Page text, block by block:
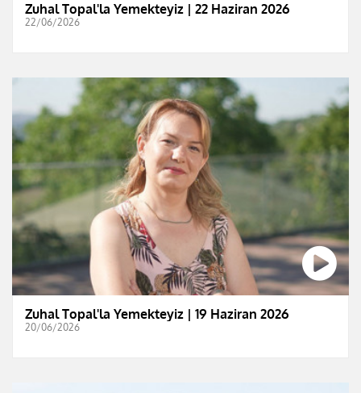
Zuhal Topal'la Yemekteyiz | 22 Haziran 2026
22/06/2026
Zuhal Topal'la Yemekteyiz | 19 Haziran 2026
20/06/2026